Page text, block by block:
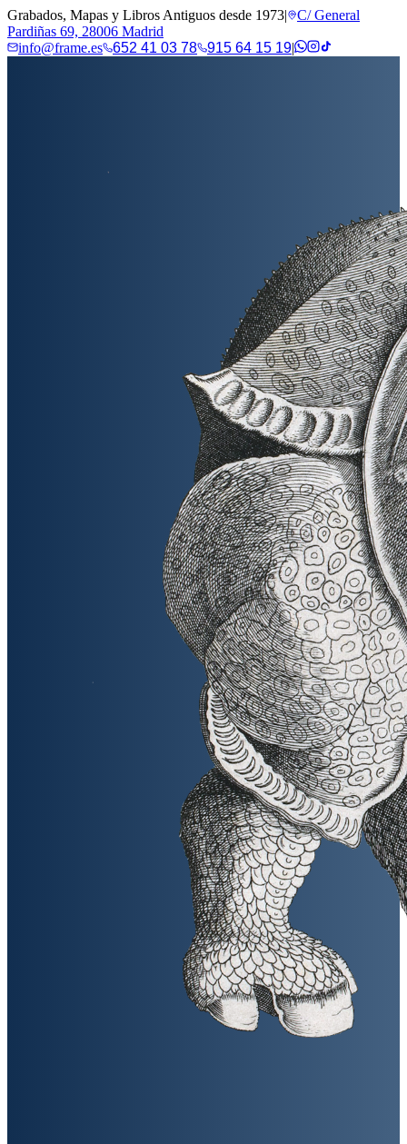
Grabados, Mapas y Libros Antiguos desde 1973|
C/ General
Pardiñas 69, 28006 Madrid
info@frame.es
652 41 03 78 915 64 15 19|